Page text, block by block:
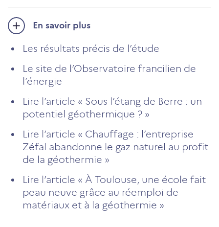
En savoir plus
Les résultats précis de l’étude
Le site de l’Observatoire francilien de
l’énergie
Lire l’article « Sous l’étang de Berre : un
potentiel géothermique ? »
Lire l’article « Chauffage : l’entreprise
Zéfal abandonne le gaz naturel au profit
de la géothermie »
Lire l’article « À Toulouse, une école fait
peau neuve grâce au réemploi de
matériaux et à la géothermie »